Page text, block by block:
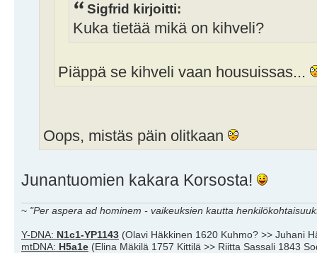
Sigfrid kirjoitti:
Kuka tietää mikä on kihveli?
Piäppä se kihveli vaan housuissas...
Oops, mistäs päin olitkaan
Junantuomien kakara Korsosta!
~ "Per aspera ad hominem - vaikeuksien kautta
Y-DNA: N1c1-YP1143 (Olavi Häkkinen 1620 Kuhmo? >> Juhani
mtDNA: H5a1e (Elina Mäkilä 1757 Kittilä >> Riitta Sassali 1843